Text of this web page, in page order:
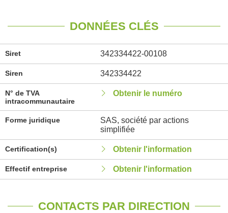
DONNÉES CLÉS
Siret 342334422-00108
Siren 342334422
N° de TVA
intracommunautaire
Obtenir le numéro
Forme juridique
SAS, société par actions
simplifiée
Certification(s) Obtenir l'information
Effectif entreprise Obtenir l'information
CONTACTS PAR DIRECTION